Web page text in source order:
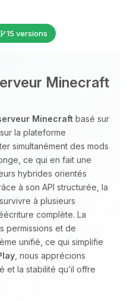
15 versions
Minecraft
Minecraft basé sur
la plateforme
simultanément des mods
ce qui en fait une
hybrides orientés
à son API structurée, la
à plusieurs
complète. La
permissions et de
unifié, ce qui simplifie
, nous apprécions
et la stabilité qu’il offre
pour me
ton petit
Dis-moi ce dont
remuer mes
t’aider.